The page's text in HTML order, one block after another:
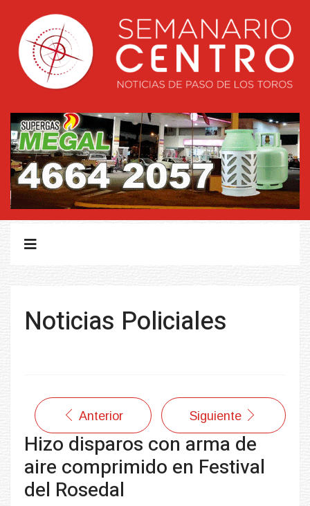
Noticias Policiales
Anterior Siguiente
Hizo disparos con arma de
aire comprimido en Festival
del Rosedal